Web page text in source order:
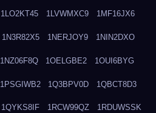
1LO2KT45 1LVWMXC9 1MF16JX6
1N3R82X5 1NERJOY9 1NIN2DXO
1NZ06F8Q 1OELGBE2 1OUI6BYG
1PSGIWB2 1Q3BPV0D 1QBCT8D3
1QYKS8IF 1RCW99QZ 1RDUWSSK